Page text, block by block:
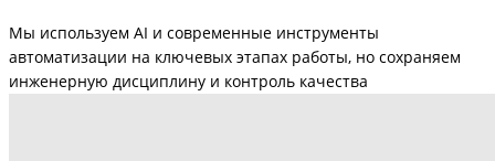
Мы используем AI и современные инструменты
автоматизации на ключевых этапах работы, но сохраняем
инженерную дисциплину и контроль качества